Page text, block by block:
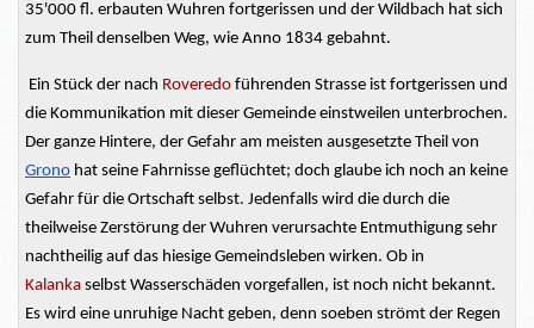
35'000 fl. erbauten Wuhren fortgerissen und der Wildbach hat sich
zum Theil denselben Weg, wie Anno 1834 gebahnt.
Ein Stück der nach Roveredo führenden Strasse ist fortgerissen und
die Kommunikation mit dieser Gemeinde einstweilen unterbrochen.
Der ganze Hintere, der Gefahr am meisten ausgesetzte Theil von
Grono hat seine Fahrnisse geflüchtet; doch glaube ich noch an keine
Gefahr für die Ortschaft selbst. Jedenfalls wird die durch die
theilweise Zerstörung der Wuhren verursachte Entmuthigung sehr
nachtheilig auf das hiesige Gemeindsleben wirken. Ob in
Kalanka selbst Wasserschäden vorgefallen, ist noch nicht bekannt.
Es wird eine unruhige Nacht geben, denn soeben strömt der Regen